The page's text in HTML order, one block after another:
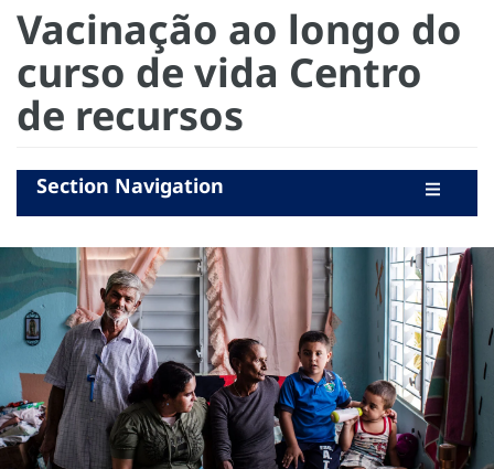
Vacinação ao longo do
curso de vida Centro
de recursos
Section Navigation